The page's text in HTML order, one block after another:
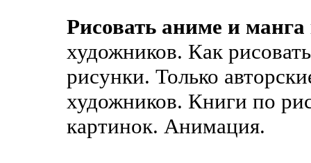
Рисовать аниме и
художников. Как
рисунки. Только
художников. Книги по
картинок. Анимация.